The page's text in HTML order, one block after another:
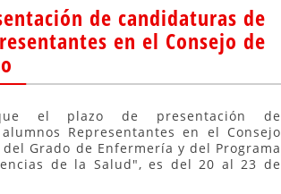
de candidaturas de
en el Consejo de
el plazo de presentación de
Representantes en el Consejo
Grado de Enfermería y del Programa
de la Salud", es del 20 al 23 de